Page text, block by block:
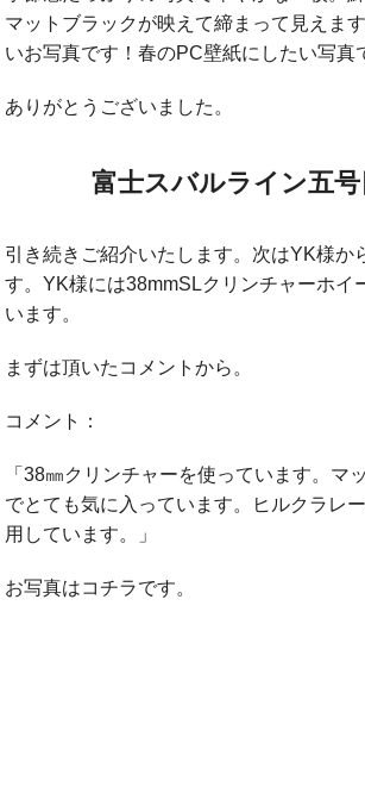
マットブラックが映えて締まって見えま
いお写真です！春のPC壁紙にしたい写真
ありがとうございました。
富士スバルライン五
引き続きご紹介いたします。次はYK様か
す。YK様には38mmSLクリンチャーホイ
います。
まずは頂いたコメントから。
コメント：
「38㎜クリンチャーを使っています。マ
でとても気に入っています。ヒルクラレ
用しています。」
お写真はコチラです。